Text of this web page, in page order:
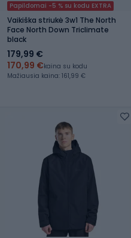
Papildomai -5 % su kodu EXTRA
Vaikiška striukė 3w1 The North
Face North Down Triclimate
black
179,99 €
170,99 €kaina su kodu
Mažiausia kaina: 161,99 €